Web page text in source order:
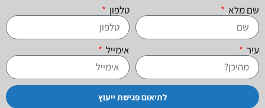
שם מלא
טלפון
עיר אימייל
לתיאום פגישת ייעוץ